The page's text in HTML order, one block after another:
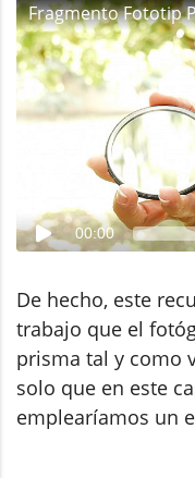
Fragmento Fototip
00:00
De hecho, este
trabajo que el
prisma tal y como
solo que en este
emplearíamos un